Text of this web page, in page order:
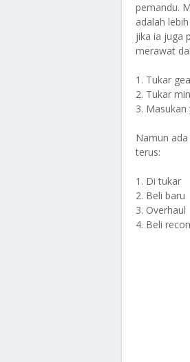
pemandu.
adalah
jika ia juga
merawat
1. Tukar
2. Tukar
3.
Namun
terus:
1. Di tukar
2. Beli baru
3. Overhaul
4. Beli